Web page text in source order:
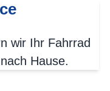
wir Ihr Fahrrad
Hause.